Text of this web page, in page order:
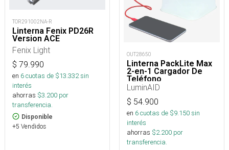
TOR291002NA-R
Linterna Fenix PD26R
Version ACE
Fenix Light
$ 79.990
en 6cuotas de $13.332sin
interés
ahorras $3.200 por
transferencia.
Disponible
+5 Vendidos
OUT28650
Linterna PackLite Max
2-en-1 Cargador De
Teléfono
LuminAID
$ 54.900
en 6cuotas de $9.150sin
interés
ahorras $2.200 por
transferencia.